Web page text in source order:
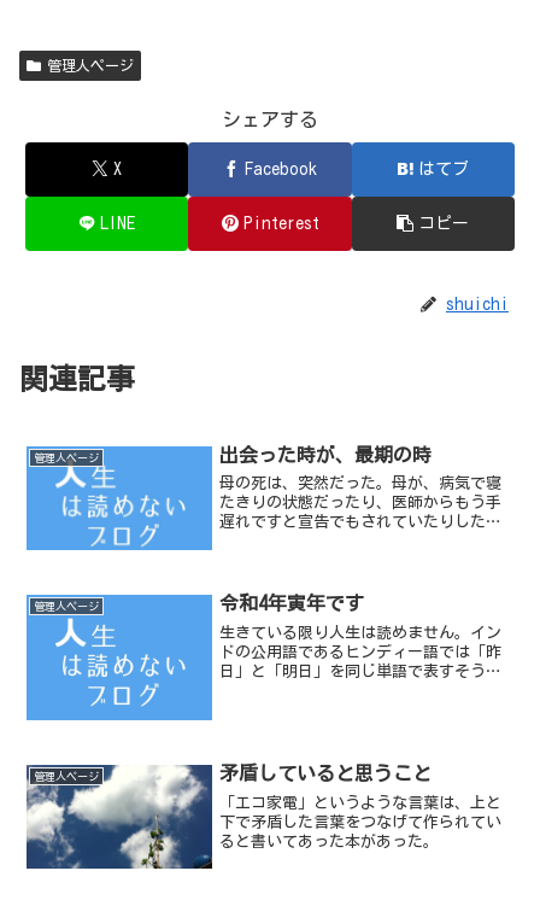
管理人ページ
シェアする
X Facebook はてブ
LINE Pinterest コピー
shuichi
関連記事
管理人ページ 出会った時が、最期の時
母の死は、突然だった。母が、病気で寝
たきりの状態だったり、医師からもう手
遅れですと宣告でもされていたりしたの
管理人ページ 令和4年寅年です
生きている限り人生は読めません。イン
ドの公用語であるヒンディー語では「昨
日」と「明日」を同じ単語で表すそうで
管理人ページ 矛盾していると思うこと
「エコ家電」というような言葉は、上と
下で矛盾した言葉をつなげて作られてい
ると書いてあった本があった。